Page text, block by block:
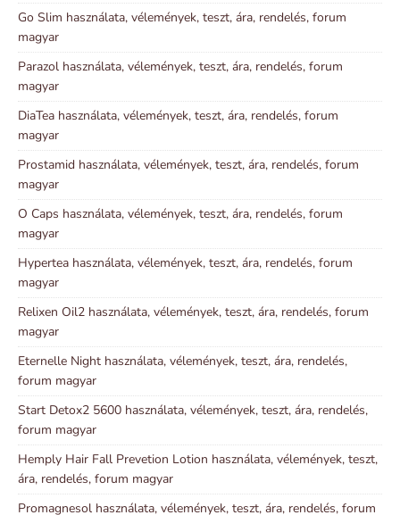
Go Slim használata, vélemények, teszt, ára, rendelés, forum
magyar
Parazol használata, vélemények, teszt, ára, rendelés, forum
magyar
DiaTea használata, vélemények, teszt, ára, rendelés, forum
magyar
Prostamid használata, vélemények, teszt, ára, rendelés, forum
magyar
O Caps használata, vélemények, teszt, ára, rendelés, forum
magyar
Hypertea használata, vélemények, teszt, ára, rendelés, forum
magyar
Relixen Oil2 használata, vélemények, teszt, ára, rendelés, forum
magyar
Eternelle Night használata, vélemények, teszt, ára, rendelés,
forum magyar
Start Detox2 5600 használata, vélemények, teszt, ára, rendelés,
forum magyar
Hemply Hair Fall Prevetion Lotion használata, vélemények, teszt,
ára, rendelés, forum magyar
Promagnesol használata, vélemények, teszt, ára, rendelés, forum